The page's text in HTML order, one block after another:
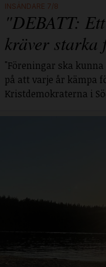
INSÄNDARE 7/8
"DEBATT:
kräver
"Föreningar ska
på att varje år kämpa
Kristdemokraterna i